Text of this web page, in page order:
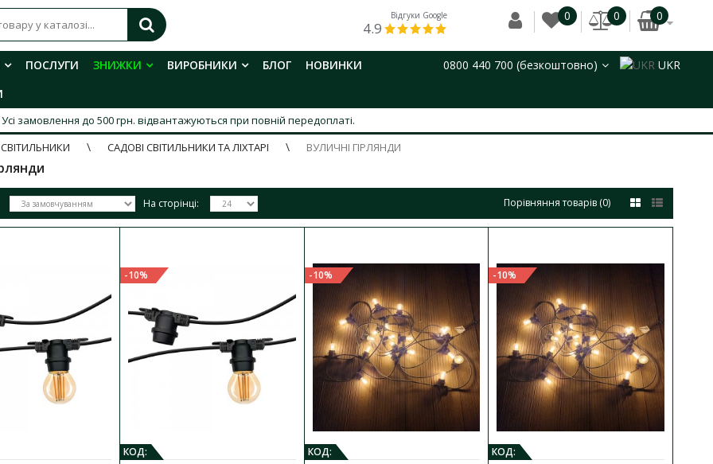
Відгуки Google
4.9
0 0 0
ПОСЛУГИ ЗНИЖКИ ВИРОБНИКИ БЛОГ
НОВИНКИ
0800 440 700 (безкоштовно) UKR
Усі замовлення до 500 грн. відвантажуються при повній передоплаті.
САДОВІ СВІТИЛЬНИКИ ТА ЛІХТАРІ ВУЛИЧНІ ГІРЛЯНДИ
Порівняння товарів (0)
На сторінці:
Наявність:
В комплект входить: Гірлянда STARS патрон 10хЕ27 5м IP65 чорний
VIOLUX - 1 штука Лампа LED FILAMEN..
1 398.95 грн 1 259.06 грн
ДО КОШИКА
В порівняння
В закладки
-10%
КОД:
-10%
КОД:
-10%
КОД: